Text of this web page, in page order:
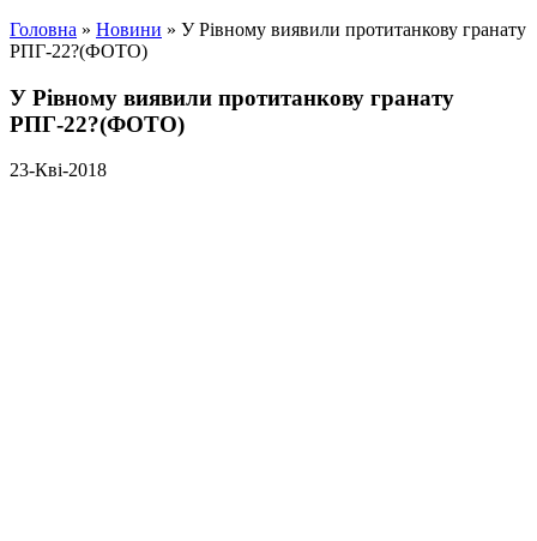
Головна » Новини » У Рівному виявили протитанкову гранату
РПГ-22?(ФОТО)
У Рівному виявили протитанкову гранату
РПГ-22?(ФОТО)
23-Кві-2018